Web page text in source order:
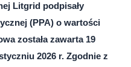
Litgrid podpisały
(PPA) o wartości
została zawarta 19
2026 r. Zgodnie z